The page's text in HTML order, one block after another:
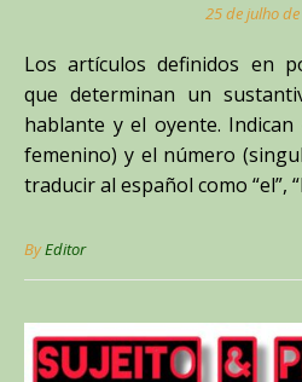
25 de julho
Los artículos definidos en portugués son palabras
que determinan un
hablante y el oyente.
femenino) y el número
traducir al español como “el”,
ByEditor